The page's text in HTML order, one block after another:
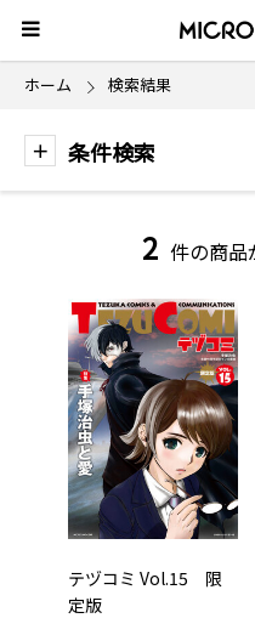
ホーム 検索結果
条件検索
2 件の商品
テヅコミ Vol.15 限
定版